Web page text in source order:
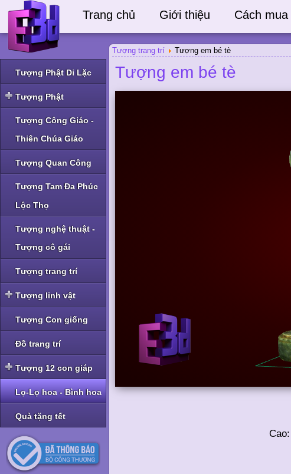
Trang chủ Giới thiệu Cách mua
Tượng trang trí Tượng em bé tè
Tượng em bé tè
Tượng Phật Di Lặc
Tượng Phật
Tượng Phật Thích Ca
và Phật A Di Đà
Tượng Phật Bà Quan
Tượng Công Giáo -
Thiên Chúa Giáo
Tượng Quan Công
Tượng Tam Đa Phúc
Lộc Thọ
Tượng nghệ thuật -
Tượng cô gái
Tượng trang trí
Tượng linh vật
Tượng linh vật Nghê -
Tỳ Hưu
Tượng linh vật Rồng
Thiềm Thừ
Tượng Con giống
Đồ trang trí
Tượng 12 con giáp
Tượng bộ Giáp bé
Tượng bộ Giáp nhỡ
Tượng bộ Giáp to
Tượng bộ Giáp hoa
Lọ-Lọ hoa - Bình hoa
Quà tặng tết